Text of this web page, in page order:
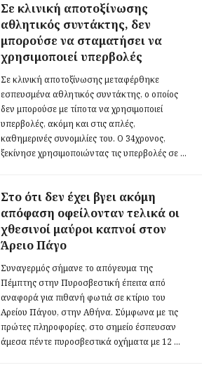
Σε κλινική αποτοξίνωσης
αθλητικός συντάκτης, δεν
μπορούσε να σταματήσει να
χρησιμοποιεί υπερβολές
Σε κλινική αποτοξίνωσης μεταφέρθηκε
εσπευσμένα αθλητικός συντάκτης, ο οποίος
δεν μπορούσε με τίποτα να χρησιμοποιεί
υπερβολές, ακόμη και στις απλές,
καθημερινές συνομιλίες του. Ο 34χρονος,
ξεκίνησε χρησιμοποιώντας τις υπερβολές σε ...
Στο ότι δεν έχει βγει ακόμη
απόφαση οφείλονταν τελικά οι
χθεσινοί μαύροι καπνοί στον
Άρειο Πάγο
Συναγερμός σήμανε το απόγευμα της
Πέμπτης στην Πυροσβεστική έπειτα από
αναφορά για πιθανή φωτιά σε κτίριο του
Αρείου Πάγου, στην Αθήνα. Σύμφωνα με τις
πρώτες πληροφορίες, στο σημείο έσπευσαν
άμεσα πέντε πυροσβεστικά οχήματα με 12 ...